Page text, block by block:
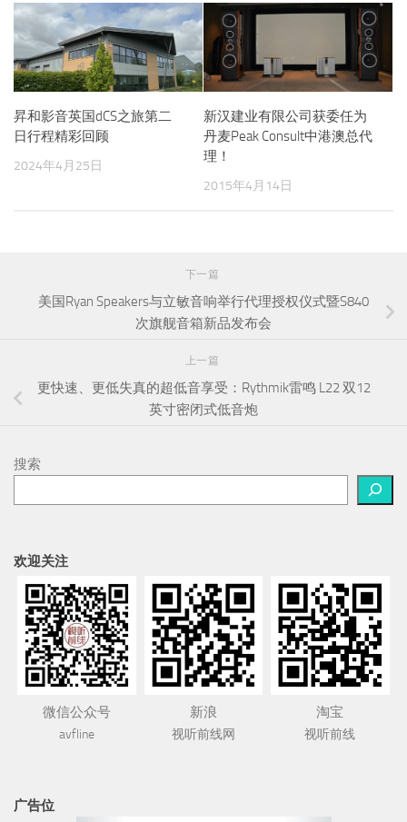
昇和影音英国dCS之旅第二
日行程精彩回顾
2024年4月25日
新汉建业有限公司获委任为
丹麦Peak Consult中港澳总代
理！
2015年4月14日
下一篇
美国Ryan Speakers与立敏音响举行代理授权仪式暨S840
次旗舰音箱新品发布会
上一篇
更快速、更低失真的超低音享受：Rythmik雷鸣 L22 双12
英寸密闭式低音炮
搜索
欢迎关注
微信公众号
avfline
新浪
视听前线网
淘宝
视听前线
广告位